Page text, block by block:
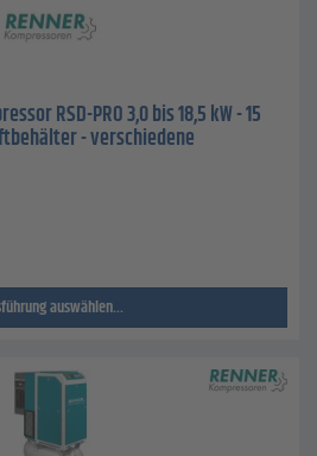
RSD-PRO 3,0 bis 18,5 kW - 15
- verschiedene
auswählen...